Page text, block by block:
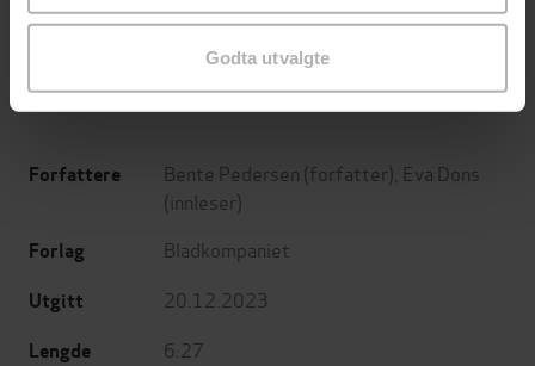
Godta utvalgte
Per Asle Rustad
Jørgen Jæger
Forfattere Bente Pedersen (forfatter), Eva Dons
(innleser)
Forlag Bladkompaniet
Utgitt 20.12.2023
Lengde 6:27